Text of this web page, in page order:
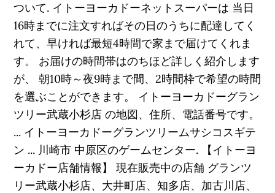
ついて. イトーヨーカドーネットスーパーは 当日
16時までに注文すればその日のうちに配達してく
れて、早ければ最短4時間で家まで届けてくれま
す。 お届けの時間帯はのちほど詳しく紹介します
が、 朝10時～夜9時まで間、2時間枠で希望の時間
を選ぶことができます。 イトーヨーカドーグラン
ツリー武蔵小杉店 の地図、住所、電話番号です。
... イトーヨーカドーグランツリームサシコスギテ
ン ... 川崎市 中原区のゲームセンター. 【イトーヨ
ーカドー店舗情報】 現在販売中の店舗 グランツ
リー武蔵小杉店、大井町店、知多店、加古川店、